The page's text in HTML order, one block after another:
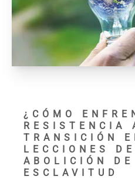
¿CÓMO
RESISTENCIA
TRANSICIÓN
LECCIONES
ABOLICIÓN
ESCLAVITUD